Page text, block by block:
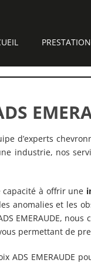
d’experts
industrie, nos
capacité à offrir une
anomalies et les
EMERAUDE,
permettant de
ADS EMERAUDE